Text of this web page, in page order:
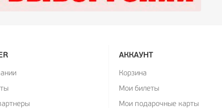
АККАУНТ
Корзина
Мои билеты
Мои подарочные карты